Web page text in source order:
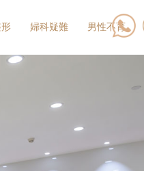
婦科疑難 男性不育